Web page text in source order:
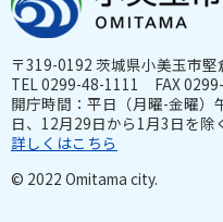
〒319-0192 茨城県小美玉市堅
TEL 0299-48-1111 FAX
開庁時間：平日（月曜-金曜
日、12月29日から1月3日を除
詳しくはこちら
© 2022 Omitama city.